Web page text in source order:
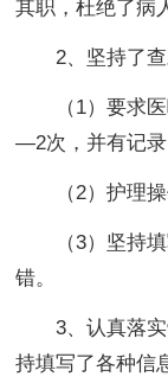
其职，杜绝了病
2、坚持了查
（1）要求
—2次，并有记录
（2）护理
（3）坚持
错。
3、认真落
持填写了各种信